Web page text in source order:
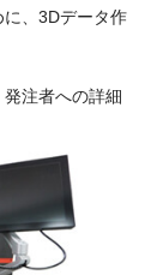
、3Dデータ作
注者への詳細